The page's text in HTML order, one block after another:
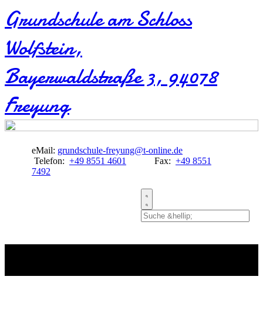
Grundschule am Schloss
Wolfstein​,
Bayerwaldstraße 3, 94078
Freyung
eMail: grundschule-freyung@t-online.de
Telefon: +49 8551 4601 Fax: +49 8551
7492